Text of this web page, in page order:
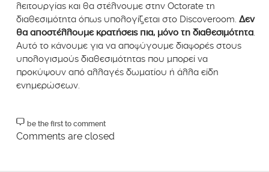
λειτουργίας και θα στέλνουμε στην Octorate τη
διαθεσιμότητα όπως υπολογίζεται στο Discoveroom. Δεν
θα αποστέλλουμε κρατήσεις πια, μόνο τη διαθεσιμότητα.
Αυτό το κάνουμε για να αποφύγουμε διαφορές στους
υπολογισμούς διαθεσιμότητας που μπορεί να
προκύψουν από αλλαγές δωματίου ή άλλα είδη
ενημερώσεων.
be the first to comment
Comments are closed